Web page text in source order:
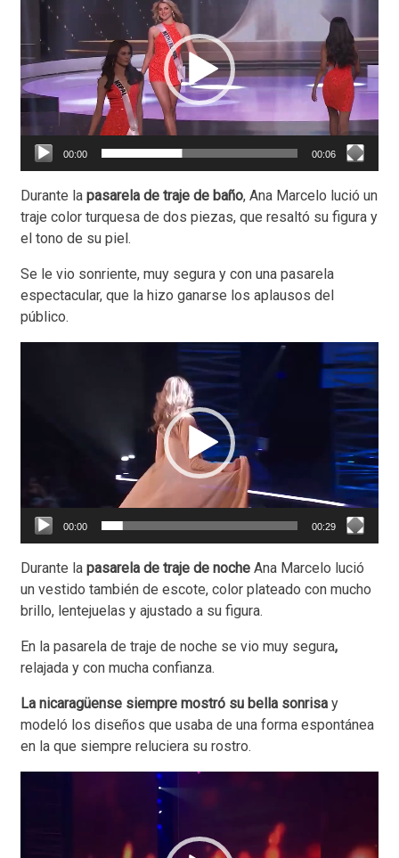
00:00 00:06
Durante la pasarela de traje de baño, Ana Marcelo lució un
traje color turquesa de dos piezas, que resaltó su figura y
el tono de su piel.
Se le vio sonriente, muy segura y con una pasarela
espectacular, que la hizo ganarse los aplausos del
público.
00:00 00:29
Durante la pasarela de traje de noche Ana Marcelo lució
un vestido también de escote, color plateado con mucho
brillo, lentejuelas y ajustado a su figura.
En la pasarela de traje de noche se vio muy segura,
relajada y con mucha confianza.
La nicaragüense siempre mostró su bella sonrisa y
modeló los diseños que usaba de una forma espontánea
en la que siempre reluciera su rostro.